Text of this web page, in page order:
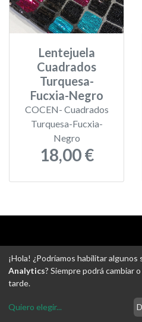
Lentejuela
Cuadrados
Turquesa-
Fucxia-Negro
COCEN- Cuadrados
Turquesa-Fucxia-
Negro
18,00 €
-Gastos de envío-Uso de
¡Hola! ¿Podríamos habilitar algunos
Analytics? Siempre podrá cambiar
tarde.
Quiero elegir...